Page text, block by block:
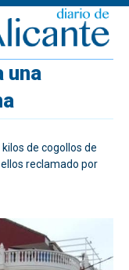
una
de cogollos de
reclamado por